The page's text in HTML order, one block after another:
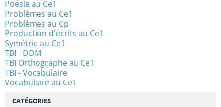
Poésie au Ce1
Problèmes au Ce1
Problèmes au Cp
Production d'écrits au Ce1
Symétrie au Ce1
TBI - DDM
TBI Orthographe au Ce1
TBI - Vocabulaire
Vocabulaire au Ce1
CATÉGORIES